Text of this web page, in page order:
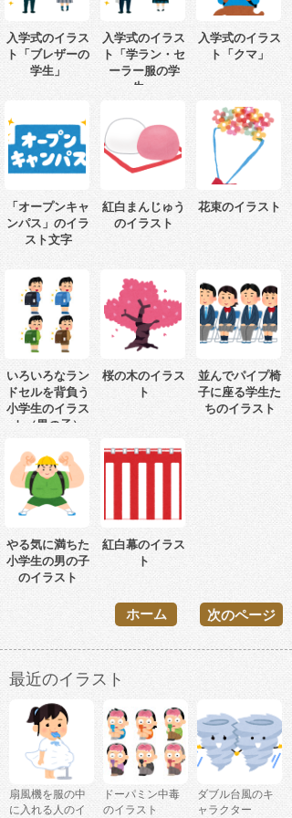
入学式のイラス
ト「ブレザーの
学生」
入学式のイラス
ト「学ラン・セ
ーラー服の学
生」
入学式のイラス
ト「クマ」
「オープンキャ
ンパス」のイラ
スト文字
紅白まんじゅう
のイラスト
花束のイラスト
いろいろなラン
ドセルを背負う
小学生のイラス
ト（男の子）
桜の木のイラス
ト
並んでパイプ椅
子に座る学生た
ちのイラスト
やる気に満ちた
小学生の男の子
のイラスト
紅白幕のイラス
ト
次のページ
ホーム
最近のイラスト
扇風機を服の中
に入れる人のイ
ドーパミン中毒
のイラスト
ダブル台風のキ
ャラクター